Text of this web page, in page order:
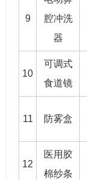
9
腔冲洗
器
10
可调式
食道镜
11 防雾盒
12
医用胶
棉纱条